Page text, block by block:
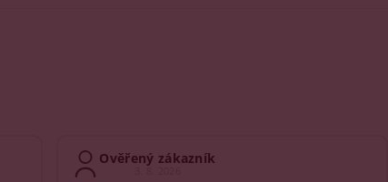
Ověřený zákazník